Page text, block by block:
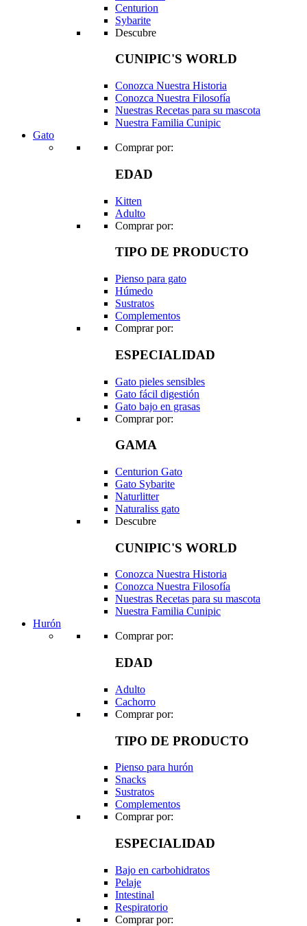
Centurion
Sybarite
Descubre
CUNIPIC'S WORLD
Conozca Nuestra Historia
Conozca Nuestra Filosofía
Nuestras Recetas para su mascota
Nuestra Familia Cunipic
Gato
Comprar por:
EDAD
Kitten
Adulto
Comprar por:
TIPO DE PRODUCTO
Pienso para gato
Húmedo
Sustratos
Complementos
Comprar por:
ESPECIALIDAD
Gato pieles sensibles
Gato fácil digestión
Gato bajo en grasas
Comprar por:
GAMA
Centurion Gato
Gato Sybarite
Naturlitter
Naturaliss gato
Descubre
CUNIPIC'S WORLD
Conozca Nuestra Historia
Conozca Nuestra Filosofía
Nuestras Recetas para su mascota
Nuestra Familia Cunipic
Hurón
Comprar por:
EDAD
Adulto
Cachorro
Comprar por:
TIPO DE PRODUCTO
Pienso para hurón
Snacks
Sustratos
Complementos
Comprar por:
ESPECIALIDAD
Bajo en carbohidratos
Pelaje
Intestinal
Respiratorio
Comprar por: